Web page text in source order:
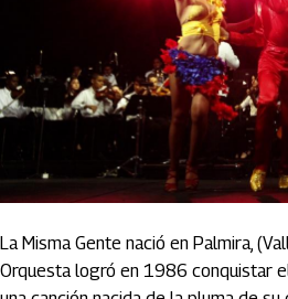
La Misma Gente nació en Palmira,
Orquesta logró en 1986 conquistar